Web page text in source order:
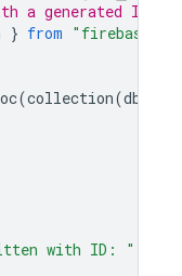
a generated ID.
} from "firebase/
(collection(db
with ID: "